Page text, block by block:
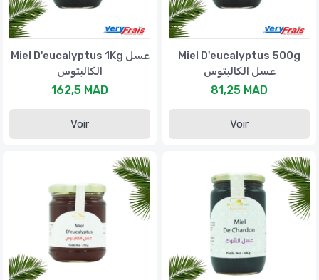
Miel D'eucalyptus 1Kg عسل
الكالبتوس
162,5 MAD
Voir
Miel D'eucalyptus 500g
عسل الكالبتوس
81,25 MAD
Voir